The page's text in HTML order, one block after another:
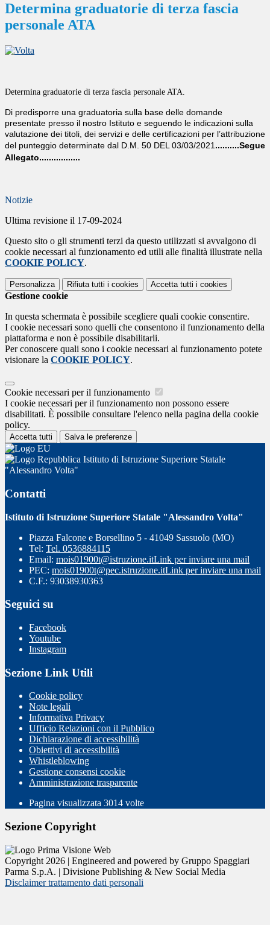
Determina graduatorie di terza fascia
personale ATA
Determina graduatorie di terza fascia personale ATA.
Di predisporre una graduatoria sulla base delle domande
presentate presso il nostro Istituto e seguendo le indicazioni sulla
valutazione dei titoli, dei servizi e delle certificazioni per l’attribuzione
del punteggio determinate dal D.M. 50 DEL 03/03/2021 ..........Segue
Allegato.................
Notizie
Ultima revisione il 17-09-2024
Questo sito o gli strumenti terzi da questo utilizzati si avvalgono di
cookie necessari al funzionamento ed utili alle finalità illustrate nella
COOKIE POLICY.
Personalizza Rifiuta tutti i cookies Accetta tutti i cookies
Gestione cookie
In questa schermata è possibile scegliere quali cookie consentire.
I cookie necessari sono quelli che consentono il funzionamento della
piattaforma e non è possibile disabilitarli.
Per conoscere quali sono i cookie necessari al funzionamento potete
visionare la COOKIE POLICY.
Cookie necessari per il funzionamento
I cookie necessari per il funzionamento non possono essere
disabilitati. È possibile consultare l'elenco nella pagina della cookie
policy.
Accetta tutti Salva le preferenze
Istituto di Istruzione Superiore Statale
"Alessandro Volta"
Contatti
Istituto di Istruzione Superiore Statale "Alessandro Volta"
Piazza Falcone e Borsellino 5 - 41049 Sassuolo (MO)
Tel: Tel. 0536884115
Email: mois01900t@istruzione.itLink per inviare una mail
PEC: mois01900t@pec.istruzione.itLink per inviare una mail
C.F.: 93038930363
Seguici su
Facebook
Youtube
Instagram
Sezione Link Utili
Cookie policy
Note legali
Informativa Privacy
Ufficio Relazioni con il Pubblico
Dichiarazione di accessibilità
Obiettivi di accessibilità
Whistleblowing
Gestione consensi cookie
Amministrazione trasparente
Pagina visualizzata 3014 volte
Sezione Copyright
Copyright 2026 | Engineered and powered by Gruppo Spaggiari
Parma S.p.A. | Divisione Publishing & New Social Media
Disclaimer trattamento dati personali